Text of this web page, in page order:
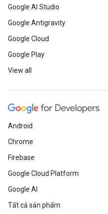
Google AI Studio
Google Antigravity
Google Cloud
Google Play
View all
Android
Chrome
Firebase
Google Cloud Platform
Google AI
Tất cả sản phẩm